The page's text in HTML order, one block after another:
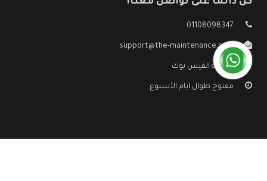
01108098347
support@the-maintenance.com
صفحة الفيس بوك
مفتوح طوال ايام الأسبوع